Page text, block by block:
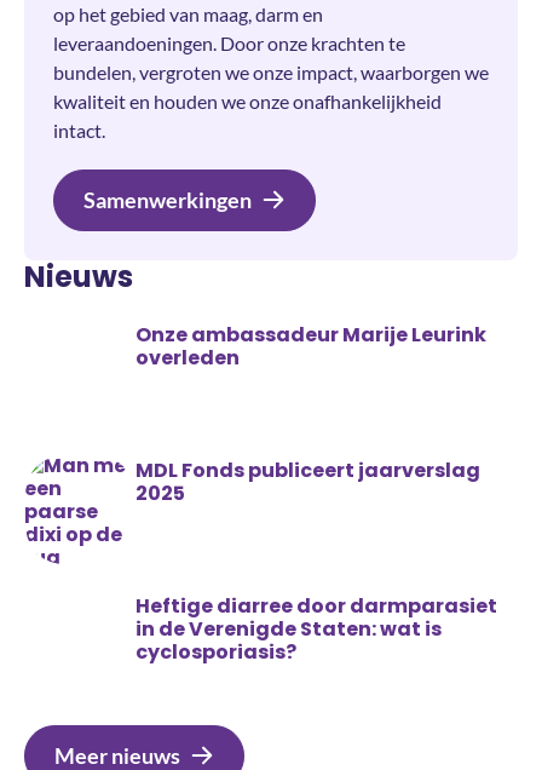
op het gebied van maag, darm en
leveraandoeningen. Door onze krachten te
bundelen, vergroten we onze impact, waarborgen we
kwaliteit en houden we onze onafhankelijkheid
intact.
Samenwerkingen
Nieuws
Onze ambassadeur Marije Leurink
overleden
MDL Fonds publiceert jaarverslag
2025
Heftige diarree door darmparasiet
in de Verenigde Staten: wat is
cyclosporiasis?
Meer nieuws